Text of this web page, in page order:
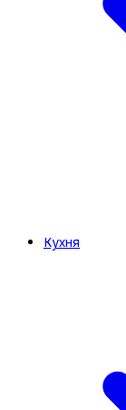
Кухня